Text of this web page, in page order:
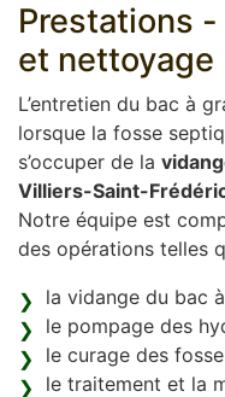
Prestations
et nettoyage
L’entretien du bac à
lorsque la fosse
s’occuper de la
Villiers-Saint-
Notre équipe est
des opérations telles
la vidange du bac
le pompage des
le curage des
le traitement et la